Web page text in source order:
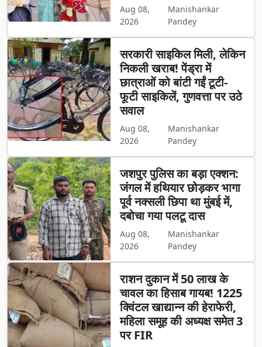
Aug 08,
2026
Manishankar
Pandey
सरकारी साइकिल मिली, लेकिन
निकली खराब! पेंड्रा में
छात्राओं को बांटी गईं टूटी-
फूटी साइकिलें, गुणवत्ता पर उठे
सवाल
Aug 08,
2026
Manishankar
Pandey
जशपुर पुलिस का बड़ा एक्शन:
जंगल में हथियार छोड़कर भागा
पूर्व नक्सली छिपा था मुंबई में,
दबोचा गया पलटू दास
Aug 08,
2026
Manishankar
Pandey
राशन दुकान में 50 लाख के
चावल का हिसाब गायब! 1225
क्विंटल खाद्यान्न की हेराफेरी,
महिला समूह की अध्यक्ष समेत 3
पर FIR